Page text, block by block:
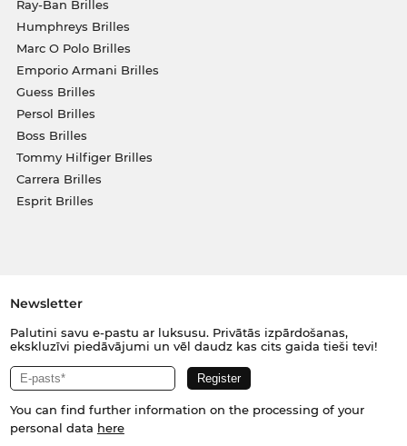
Ray-Ban Brilles
Humphreys Brilles
Marc O Polo Brilles
Emporio Armani Brilles
Guess Brilles
Persol Brilles
Boss Brilles
Tommy Hilfiger Brilles
Carrera Brilles
Esprit Brilles
Newsletter
Palutini savu e-pastu ar luksusu. Privātās izpārdošanas,
ekskluzīvi piedāvājumi un vēl daudz kas cits gaida tieši tevi!
You can find further information on the processing of your
personal data here